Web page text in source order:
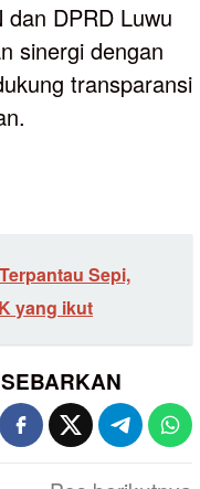
dan DPRD Luwu
sinergi dengan
transparansi
Sepi,
yang ikut
SEBARKAN